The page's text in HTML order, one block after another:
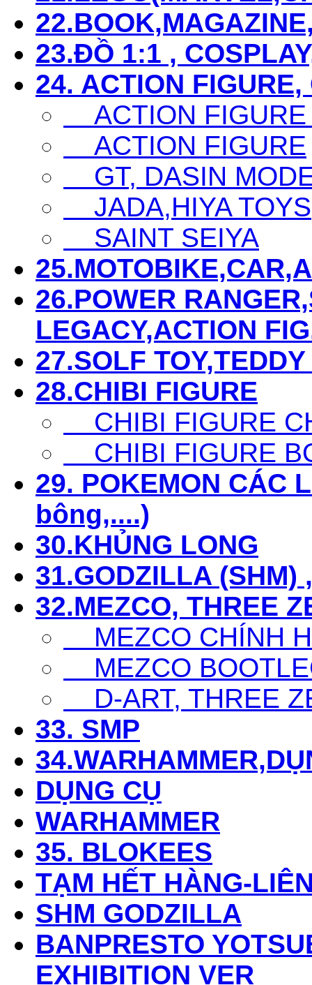
23.ĐỒ 1:1 ,
24. ACTION
ACTION
ACTION FIGURE
GT, DASIN
JADA,HIYA TOYS
SAINT SEIYA
26.POWER
LEGACY,ACTION
27.SOLF
28.CHIBI FIGURE
CHIBI FIGURE
CHIBI FIGURE
29. POKEMON CÁC
bông,....)
30.KHỦNG LONG
31.GODZILLA (SHM)
32.MEZCO, THREE
MEZCO CHÍNH
MEZCO
D-ART, THREE
33. SMP
DỤNG CỤ
WARHAMMER
35. BLOKEES
TẠM HẾT HÀNG-
SHM GODZILLA
BANPRESTO
EXHIBITION VER